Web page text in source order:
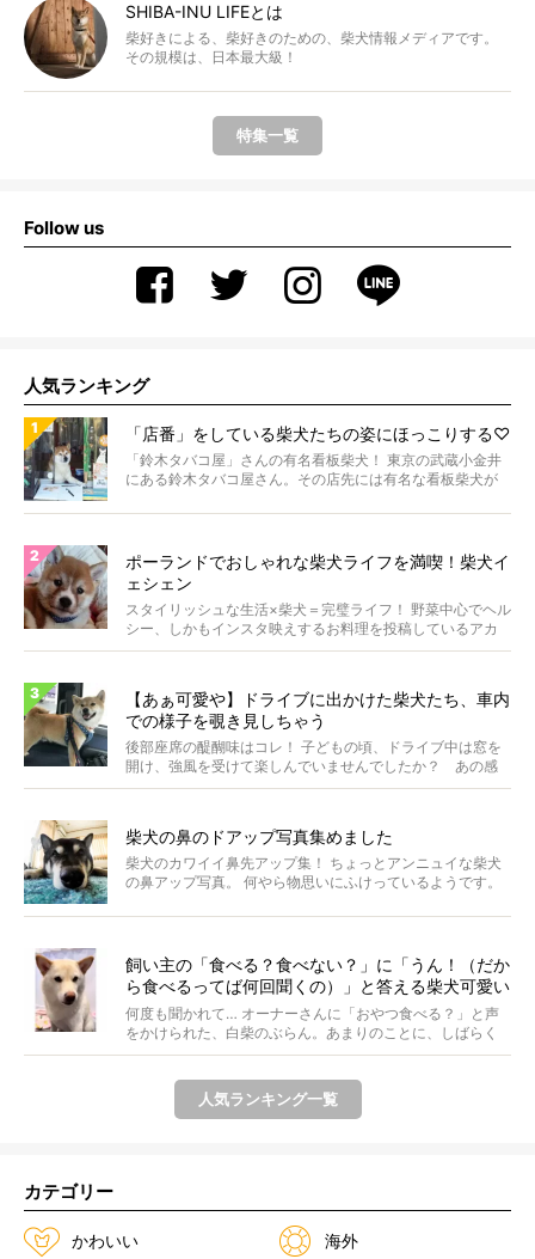
SHIBA-INU LIFEとは
柴好きによる、柴好きのための、柴犬情報メディアです。
その規模は、日本最大級！
特集一覧
Follow us
人気ランキング
「店番」をしている柴犬たちの姿にほっこりする♡
「鈴木タバコ屋」さんの有名看板柴犬！ 東京の武蔵小金井
にある鈴木タバコ屋さん。その店先には有名な看板柴犬が
ポーランドでおしゃれな柴犬ライフを満喫！柴犬イ
ェシェン
スタイリッシュな生活×柴犬＝完璧ライフ！ 野菜中心でヘル
シー、しかもインスタ映えするお料理を投稿しているアカ
ウ...
【あぁ可愛や】ドライブに出かけた柴犬たち、車内
での様子を覗き見しちゃう
後部座席の醍醐味はコレ！ 子どもの頃、ドライブ中は窓を
開け、強風を受けて楽しんでいませんでしたか？ あの感
じが...
柴犬の鼻のドアップ写真集めました
柴犬のカワイイ鼻先アップ集！ ちょっとアンニュイな柴犬
の鼻アップ写真。 何やら物思いにふけっているようです。
飼い主の「食べる？食べない？」に「うん！（だか
ら食べるってば何回聞くの）」と答える柴犬可愛い
【動画】
何度も聞かれて… オーナーさんに「おやつ食べる？」と声
をかけられた、白柴のぶらん。あまりのことに、しばらく
フリ...
人気ランキング一覧
カテゴリー
かわいい 海外